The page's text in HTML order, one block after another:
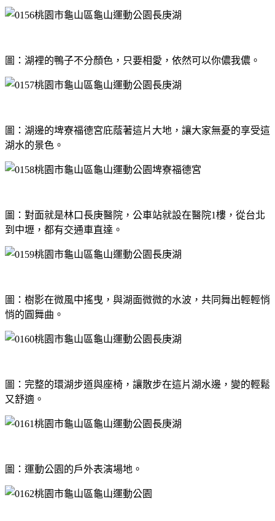
圖：湖裡的鴨子不分顏色，只要相愛，依然可以你儂我儂。
圖：湖邊的埤寮福德宮庇蔭著這片大地，讓大家無憂的享受這
湖水的景色。
圖：對面就是林口長庚醫院，公車站就設在醫院1樓，從台北
到中壢，都有交通車直達。
圖：樹影在微風中搖曳，與湖面微微的水波，共同舞出輕輕悄
悄的圓舞曲。
圖：完整的環湖步道與座椅，讓散步在這片湖水邊，變的輕鬆
又舒適。
圖：運動公園的戶外表演場地。